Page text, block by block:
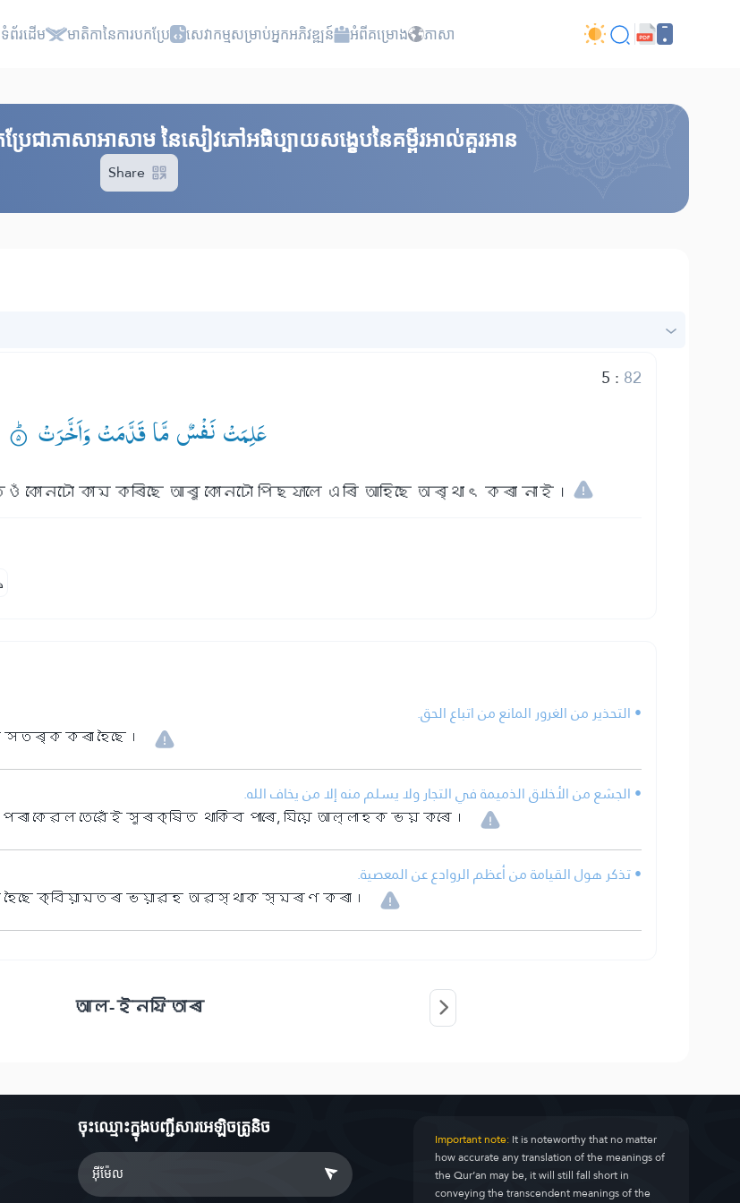
ទំព័រ​ដេីម មាតិកានៃការបកប្រែ សេវាកម្មសម្រាប់អ្នកអភិវឌ្ឍន៍ អំពី​គម្រោង ភាសា
រែជាភាសាអាសាម នៃសៀវភៅអធិប្បាយសង្ខេបនៃគម្ពីរអាល់គួរអាន
Share
5 : 82
عَلِمَتْ نَفْسٌ مَّا قَدَّمَتْ وَاَخَّرَتْ ۟ؕ
কোনটো কাম কৰিছে আৰু কোনটো পিছফালে এৰি আহিছে অৰ্থাৎ কৰা নাই।
• التحذير من الغرور المانع من اتباع الحق.
কৰা হৈছে।
• الجشع من الأخلاق الذميمة في التجار ولا يسلم منه إلا من يخاف الله.
কেৱল তেৱেঁই সুৰক্ষিত থাকিব পাৰে, যিয়ে আল্লাহক ভয় কৰে।
• تذكر هول القيامة من أعظم الروادع عن المعصية.
ক্বিয়ামতৰ ভয়াৱহ অৱস্থাক স্মৰণ কৰা।
আল-ইনফিতাৰ
ចុះឈ្មោះ​ក្នុងបញ្ជីសារអេឡិចត្រូនិច Important note:It is noteworthy that no matter
how accurate any translation of the meanings of
the Qur’an may be, it will still fall short in
conveying the transcendent meanings of the